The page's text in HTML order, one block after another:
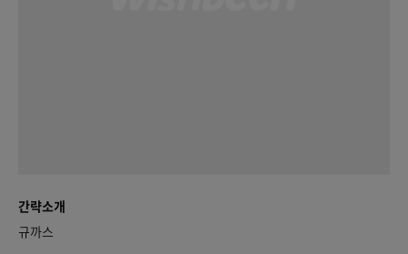
간략소개
규까스